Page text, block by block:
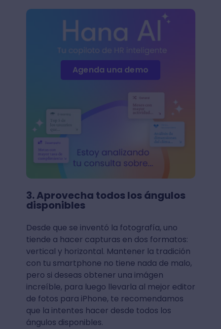
Agenda una demo
3. Aprovecha todos los ángulos
disponibles
Desde que se inventó la fotografía, uno
tiende a hacer capturas en dos formatos:
vertical y horizontal. Mantener la tradición
con tu smartphone no tiene nada de malo,
pero si deseas obtener una imágen
increíble, para luego llevarla al mejor editor
de fotos para iPhone, te recomendamos
que la intentes hacer desde todos los
ángulos disponibles.